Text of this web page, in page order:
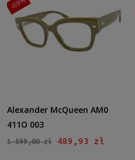
Alexander McQueen AM0
411O 003
1 599,00 zł 489,93 zł